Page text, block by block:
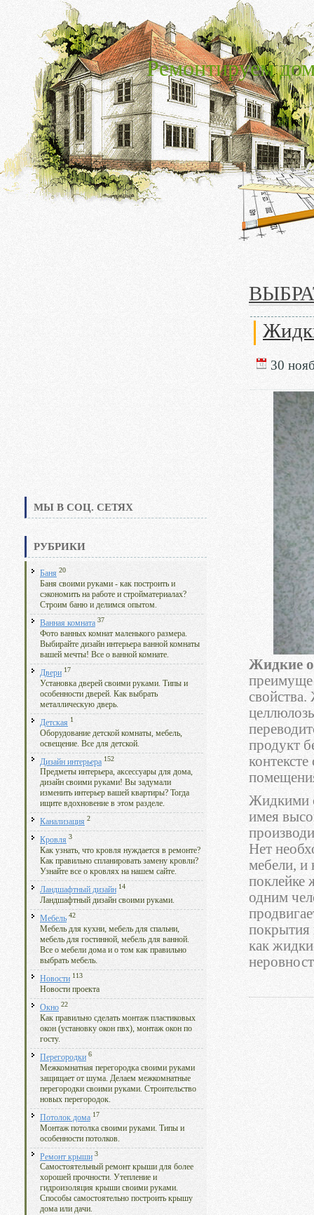
Ремонтируем
МЫ В СОЦ. СЕТЯХ
РУБРИКИ
Баня 20
Баня своими руками - как построить и
сэкономить на работе и стройматериалах?
Строим баню и делимся опытом.
Ванная комната 37
Фото ванных комнат маленького размера.
Выбирайте дизайн интерьера ванной комнаты
вашей мечты! Все о ванной комнате.
Двери 17
Установка дверей своими руками. Типы и
особенности дверей. Как выбрать
металлическую дверь.
Детская 1
Оборудование детской комнаты, мебель,
освещение. Все для детской.
Дизайн интерьера 152
Предметы интерьера, аксессуары для дома,
дизайн своими руками! Вы задумали
изменить интерьер вашей квартиры? Тогда
ищите вдохновение в этом разделе.
Канализация 2
Кровля 3
Как узнать, что кровля нуждается в ремонте?
Как правильно спланировать замену кровли?
Узнайте все о кровлях на нашем сайте.
Ландшафтный дизайн 14
Ландшафтный дизайн своими руками.
Мебель 42
Мебель для кухни, мебель для спальни,
мебель для гостинной, мебель для ванной.
Все о мебели дома и о том как правильно
выбрать мебель.
Новости 113
Новости проекта
Окно 22
Как правильно сделать монтаж пластиковых
окон (установку окон пвх), монтаж окон по
госту.
Перегородки 6
Межкомнатная перегородка своими руками
защищает от шума. Делаем межкомнатные
перегородки своими руками. Строительство
новых перегородок.
Потолок дома 17
Монтаж потолка своими руками. Типы и
особенности потолков.
Ремонт крыши 3
Самостоятельный ремонт крыши для более
хорошей прочности. Утепление и
гидроизоляция крыши своими руками.
Способы самостоятельно построить крышу
дома или дачи.
30
Жидкие
продукт
Жидкими
имея
Нет
мебели, и
поклейке
одним
покрытия
как